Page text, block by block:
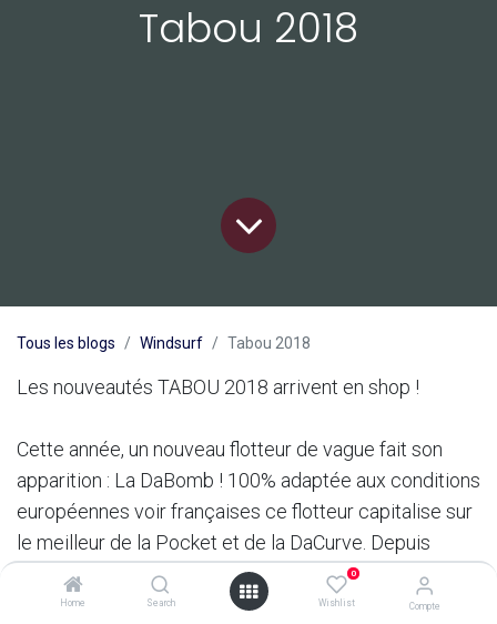
Home Search
0
Wishlist Compte
Tabou 2018
Tous les blogs Windsurf Tabou 2018
Les nouveautés TABOU 2018 arrivent en shop !
Cette année, un nouveau flotteur de vague fait son
apparition : La DaBomb ! 100% adaptée aux conditions
européennes voir françaises ce flotteur capitalise sur
le meilleur de la Pocket et de la DaCurve. Depuis
l'avènement des Thruster, il est maintenant acquis que
l'on gère bien mieux le volume dans le vent soutenu.